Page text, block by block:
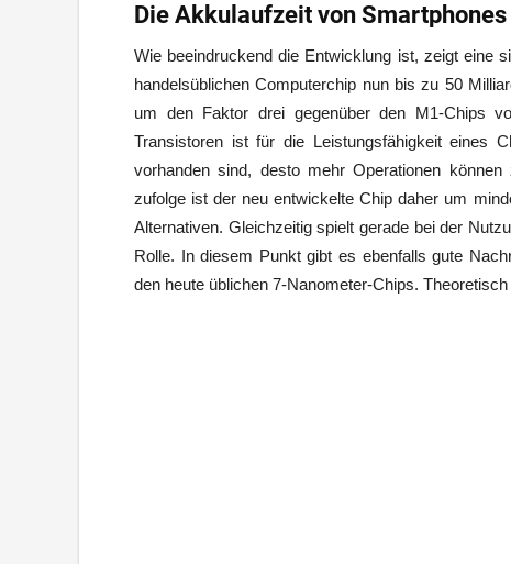
Die Akkulaufzeit von
Wie beeindruckend die Entwicklung ist, zeigt eine
handelsüblichen Computerchip nun bis zu 50
um den Faktor drei gegenüber den M1-Chips
Transistoren ist für die Leistungsfähigkeit eines
vorhanden sind, desto mehr Operationen
zufolge ist der neu entwickelte Chip daher um
Alternativen. Gleichzeitig spielt gerade bei der
Rolle. In diesem Punkt gibt es ebenfalls gute
den heute üblichen 7-Nanometer-Chips.